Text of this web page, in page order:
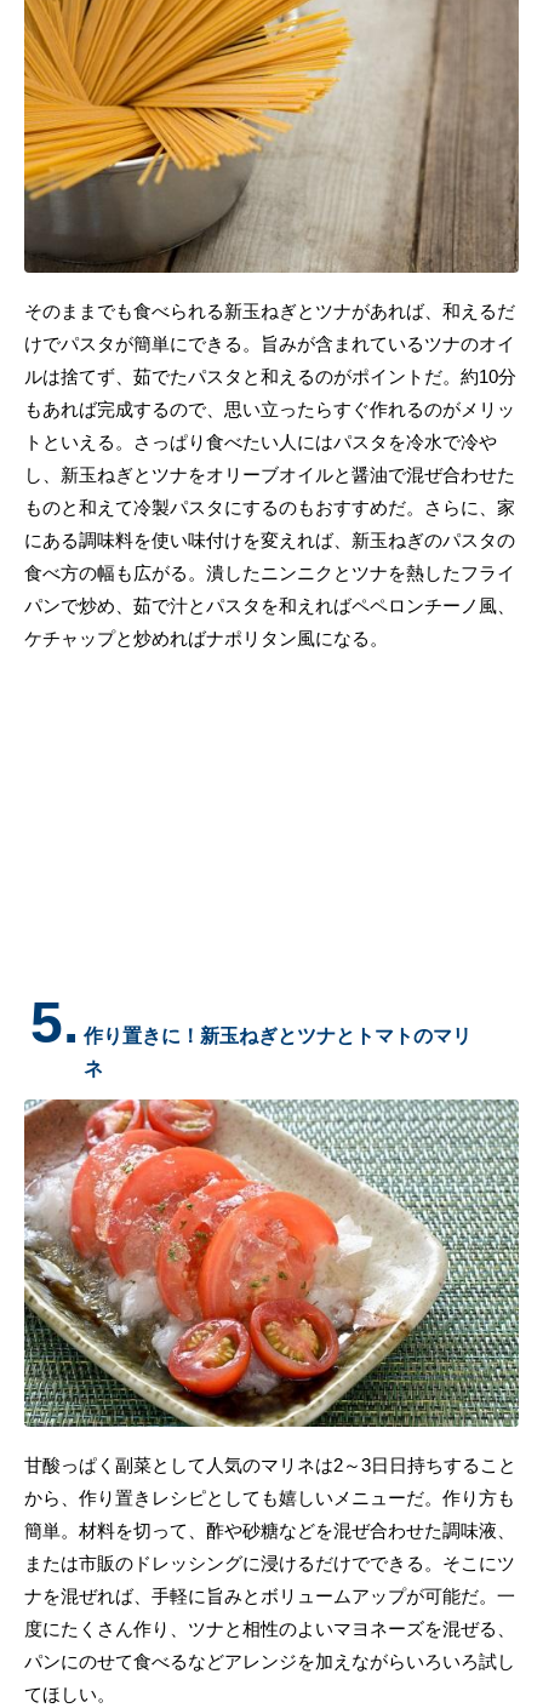
そのままでも食べられる新玉ねぎとツナがあれば、和えるだ
けでパスタが簡単にできる。旨みが含まれているツナのオイ
ルは捨てず、茹でたパスタと和えるのがポイントだ。約10分
もあれば完成するので、思い立ったらすぐ作れるのがメリッ
トといえる。さっぱり食べたい人にはパスタを冷水で冷や
し、新玉ねぎとツナをオリーブオイルと醤油で混ぜ合わせた
ものと和えて冷製パスタにするのもおすすめだ。さらに、家
にある調味料を使い味付けを変えれば、新玉ねぎのパスタの
食べ方の幅も広がる。潰したニンニクとツナを熱したフライ
パンで炒め、茹で汁とパスタを和えればペペロンチーノ風、
ケチャップと炒めればナポリタン風になる。
5. 作り置きに！新玉ねぎとツナとトマトのマリ
ネ
甘酸っぱく副菜として人気のマリネは2～3日日持ちすること
から、作り置きレシピとしても嬉しいメニューだ。作り方も
簡単。材料を切って、酢や砂糖などを混ぜ合わせた調味液、
または市販のドレッシングに浸けるだけでできる。そこにツ
ナを混ぜれば、手軽に旨みとボリュームアップが可能だ。一
度にたくさん作り、ツナと相性のよいマヨネーズを混ぜる、
パンにのせて食べるなどアレンジを加えながらいろいろ試し
てほしい。